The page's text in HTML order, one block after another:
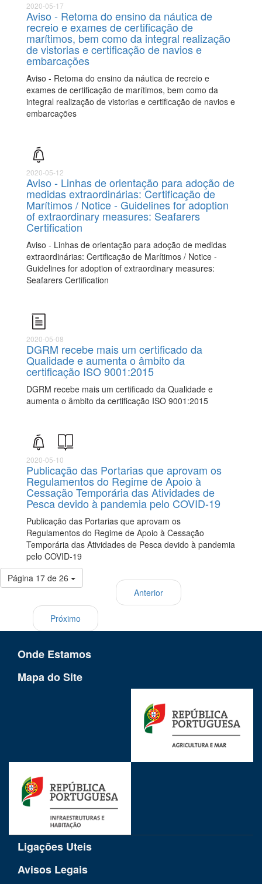
2020-05-17
Aviso - Retoma do ensino da náutica de
recreio e exames de certificação de
marítimos, bem como da integral realização
de vistorias e certificação de navios e
embarcações
Aviso - Retoma do ensino da náutica de recreio e
exames de certificação de marítimos, bem como da
integral realização de vistorias e certificação de navios e
embarcações
2020-05-12
Aviso - Linhas de orientação para adoção de
medidas extraordinárias: Certificação de
Marítimos / Notice - Guidelines for adoption
of extraordinary measures: Seafarers
Certification
Aviso - Linhas de orientação para adoção de medidas
extraordinárias: Certificação de Marítimos / Notice -
Guidelines for adoption of extraordinary measures:
Seafarers Certification
2020-05-08
DGRM recebe mais um certificado da
Qualidade e aumenta o âmbito da
certificação ISO 9001:2015
DGRM recebe mais um certificado da Qualidade e
aumenta o âmbito da certificação ISO 9001:2015
2020-05-10
Publicação das Portarias que aprovam os
Regulamentos do Regime de Apoio à
Cessação Temporária das Atividades de
Pesca devido à pandemia pelo COVID-19
Publicação das Portarias que aprovam os
Regulamentos do Regime de Apoio à Cessação
Temporária das Atividades de Pesca devido à pandemia
pelo COVID-19
Página 17 de 26
Anterior
Próximo
Onde Estamos
Mapa do Site
Ligações Uteis
Avisos Legais